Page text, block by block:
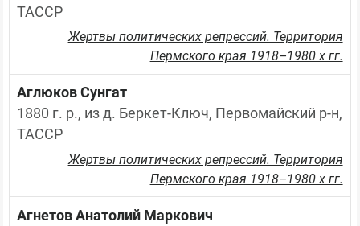
ТАССР
Жертвы политических репрессий. Территория
Пермского края 1918–1980 х гг.
Аглюков Сунгат
1880 г. р., из д. Беркет-Ключ, Первомайский р-н,
ТАССР
Жертвы политических репрессий. Территория
Пермского края 1918–1980 х гг.
Агнетов Анатолий Маркович